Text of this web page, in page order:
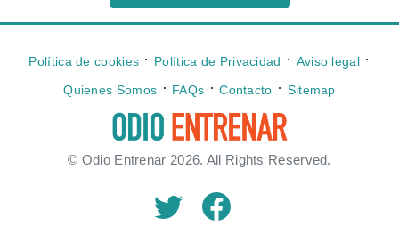
Política de cookies ⋅ Política de Privacidad ⋅ Aviso legal ⋅
Quienes Somos ⋅ FAQs ⋅ Contacto ⋅ Sitemap
© Odio Entrenar 2026. All Rights Reserved.